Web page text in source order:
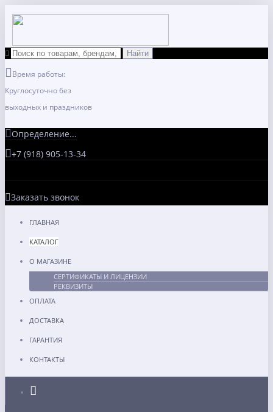
Время работы:
Круглосуточно без
выходных и праздников
Определение...
+7 (918) 905-13-34
Заказать звонок
ГЛАВНАЯ
КАТАЛОГ
О МАГАЗИНЕ
СЕРТИФИКАТЫ И ЛИЦЕНЗИИ
РЕКВИЗИТЫ
ОПЛАТА
ДОСТАВКА
ГАРАНТИЯ
КОНТАКТЫ